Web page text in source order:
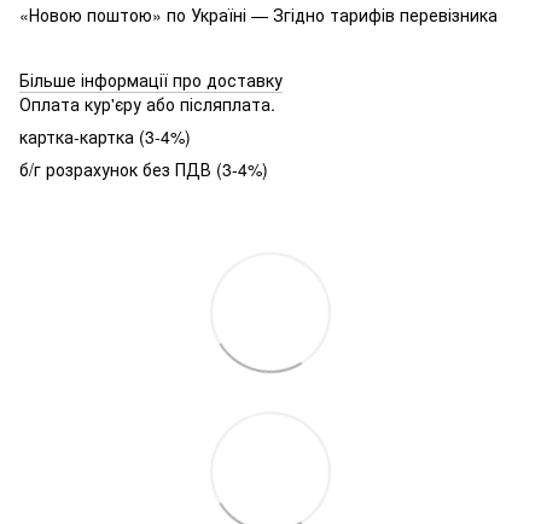
«Новою поштою» по Україні — Згідно тарифів перевізника
Більше інформації про доставку
Оплата кур'єру або післяплата.
картка-картка (3-4%)
б/г розрахунок без ПДВ (3-4%)